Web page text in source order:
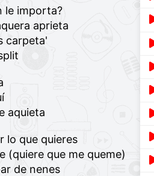
le importa?
aprieta
carpeta'
aquieta
lo que quieres
(quiere que me queme)
de nenes